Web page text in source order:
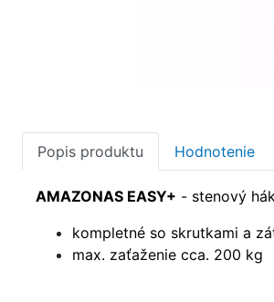
Popis produktu Hodnotenie
AMAZONAS EASY+ - stenový
kompletné so skrutkami a
max. zaťaženie cca. 200 kg